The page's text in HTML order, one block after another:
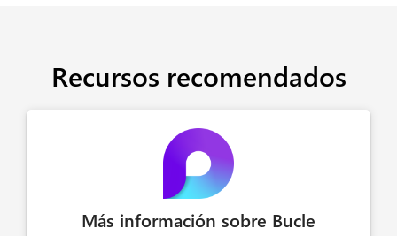
Recursos recomendados
Más información sobre Bucle